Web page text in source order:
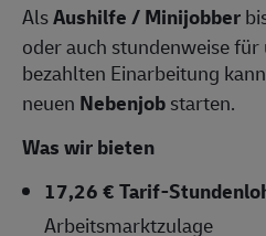
AlsAushilfe / Minijobber
oder auch stundenweise
bezahlten Einarbeitung
neuen Nebenjobstarten.
Was wir bieten
17,26 € Tarif-
Arbeitsmarktzulage